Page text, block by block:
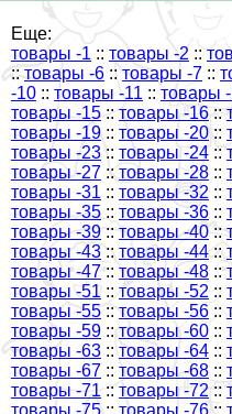
Еще:
товары -1 :: товары -2 ::
::товары -6 :: товары -7 ::
-10 :: товары -11 :: товары
товары -15 :: товары -16 ::
товары -19:: товары -20 ::
товары -23 :: товары -24::
товары -27 :: товары -28 ::
товары -31 :: товары -32 ::
товары -35 :: товары -36 ::
товары -39 :: товары -40 ::
товары -43:: товары -44 ::
товары -47 :: товары -48 ::
товары -51 :: товары -52 ::
товары -55 :: товары -56 ::
товары -59 :: товары -60 ::
товары -63 :: товары -64 ::
товары -67 :: товары -68 ::
товары -71 :: товары -72 ::
товары -75:: товары -76 ::